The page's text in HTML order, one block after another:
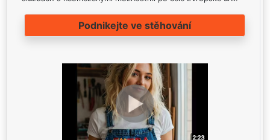
Podnikejte ve stěhování